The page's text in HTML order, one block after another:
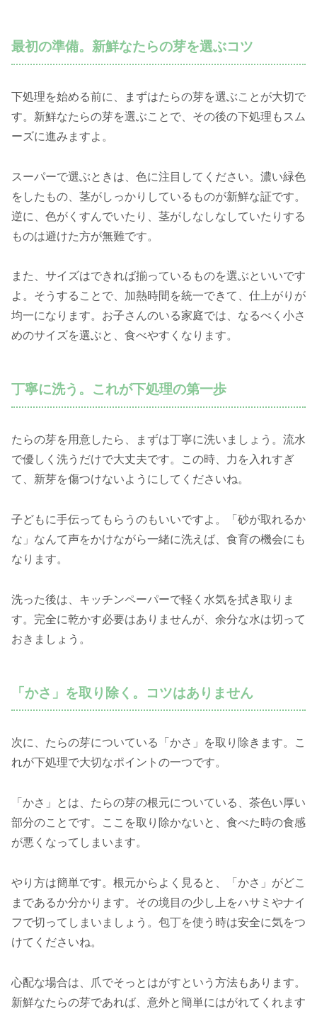
最初の準備。新鮮なたらの芽を選ぶコツ
下処理を始める前に、まずはたらの芽を選ぶことが大切で
す。新鮮なたらの芽を選ぶことで、その後の下処理もスム
ーズに進みますよ。
スーパーで選ぶときは、色に注目してください。濃い緑色
をしたもの、茎がしっかりしているものが新鮮な証です。
逆に、色がくすんでいたり、茎がしなしなしていたりする
ものは避けた方が無難です。
また、サイズはできれば揃っているものを選ぶといいです
よ。そうすることで、加熱時間を統一できて、仕上がりが
均一になります。お子さんのいる家庭では、なるべく小さ
めのサイズを選ぶと、食べやすくなります。
丁寧に洗う。これが下処理の第一歩
たらの芽を用意したら、まずは丁寧に洗いましょう。流水
で優しく洗うだけで大丈夫です。この時、力を入れすぎ
て、新芽を傷つけないようにしてくださいね。
子どもに手伝ってもらうのもいいですよ。「砂が取れるか
な」なんて声をかけながら一緒に洗えば、食育の機会にも
なります。
洗った後は、キッチンペーパーで軽く水気を拭き取りま
す。完全に乾かす必要はありませんが、余分な水は切って
おきましょう。
「かさ」を取り除く。コツはありません
次に、たらの芽についている「かさ」を取り除きます。こ
れが下処理で大切なポイントの一つです。
「かさ」とは、たらの芽の根元についている、茶色い厚い
部分のことです。ここを取り除かないと、食べた時の食感
が悪くなってしまいます。
やり方は簡単です。根元からよく見ると、「かさ」がどこ
まであるか分かります。その境目の少し上をハサミやナイ
フで切ってしまいましょう。包丁を使う時は安全に気をつ
けてくださいね。
心配な場合は、爪でそっとはがすという方法もあります。
新鮮なたらの芽であれば、意外と簡単にはがれてくれます